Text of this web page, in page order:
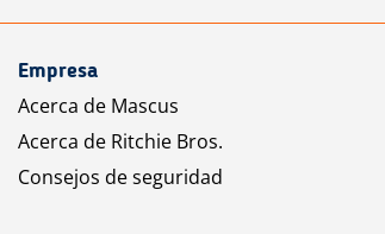
Empresa
Acerca de Mascus
Acerca de Ritchie Bros.
Consejos de seguridad